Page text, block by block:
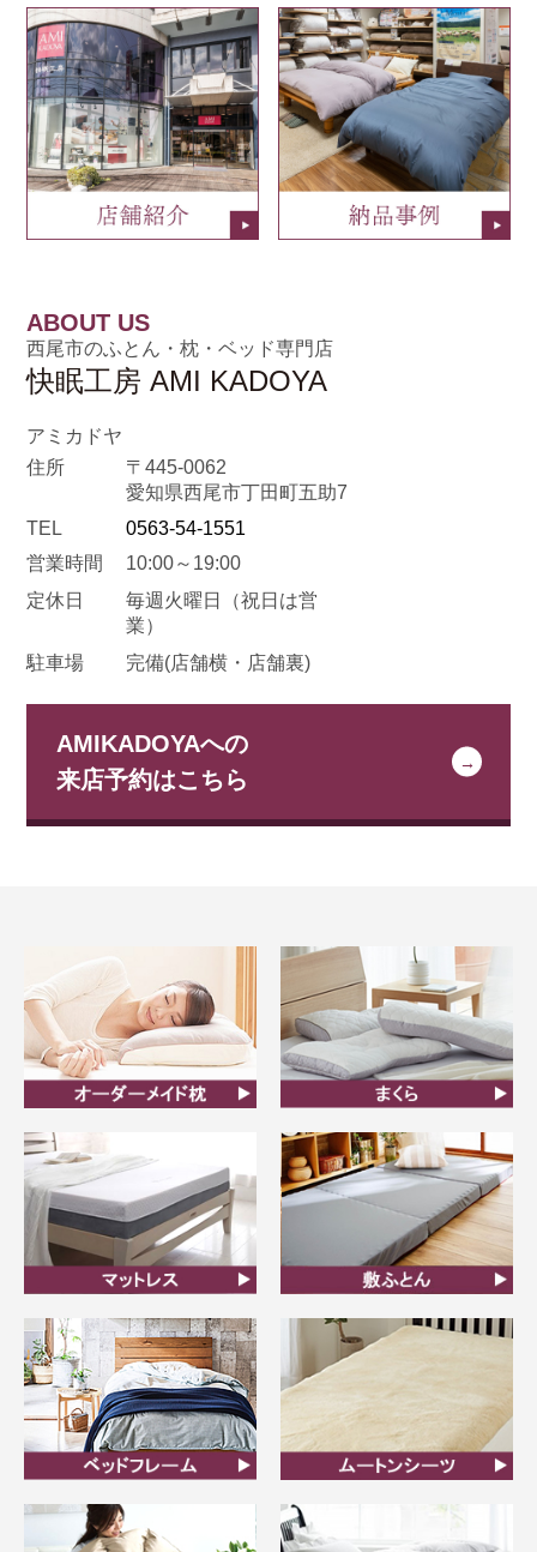
ABOUT US
西尾市のふとん・枕・ベッド専門店
快眠工房 AMI KADOYA
アミカドヤ
住所
〒445-0062
愛知県西尾市丁田町五助7
TEL
0563-54-1551
営業時間
10:00～19:00
定休日
毎週火曜日
（祝日は営
業）
駐車場
完備(店舗横・店舗裏)
AMIKADOYAへの
来店予約はこちら